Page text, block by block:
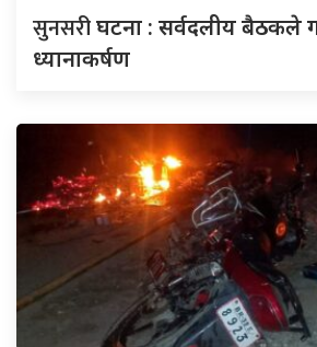
सुनसरीघटना : सर्वदलीय बैठकले
ध्यानाकर्षण